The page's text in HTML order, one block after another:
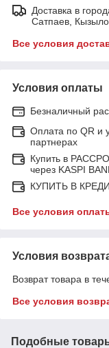
Доставка в
Сатпаев,
Все условия
Условия оплаты
Безналичный
Оплата по QR и
партнерах
Купить в
через KASPI
КУПИТЬ В
Все условия
Условия
Возврат товара в
Все условия
Подобные